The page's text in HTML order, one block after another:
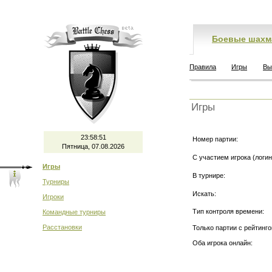
23:58:51
Пятница, 07.08.2026
Игры
Турниры
Игроки
Командные турниры
Расстановки
Боевые
Правила Игры
Игры
Номер партии:
С участием игрока
В турнире:
Искать:
Тип контроля времени:
Только партии с
Оба игрока онлайн: